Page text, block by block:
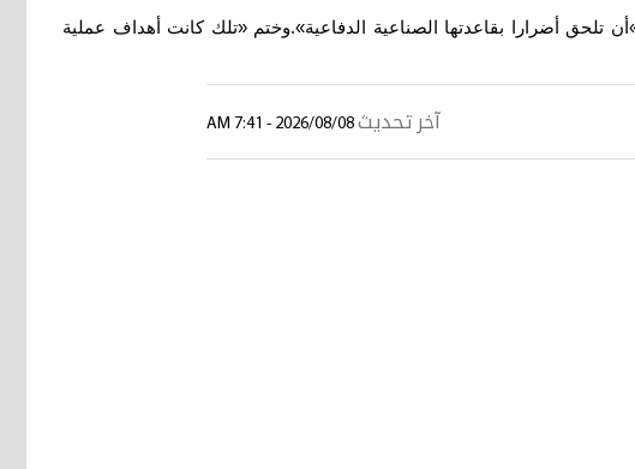
أضرارا بقاعدتها الصناعية الدفاعية».وختم «تلك كانت أهداف عملية
آخر تحديث 2026/08/08 - 7:41 AM